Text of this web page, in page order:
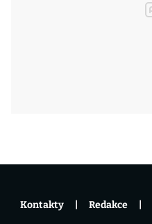
Kontakty Redakce